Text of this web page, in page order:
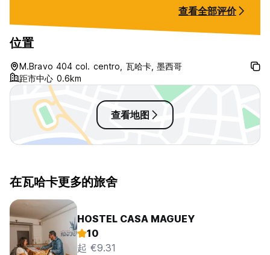
there were to be a fire, I have no
idea how you'd supposed to be
able to get out.
when we had
peaceful and
staff were
refrigerated
had leftovers :)
查看全部评价
位置
M.Bravo 404 col. centro, 瓦哈卡, 墨西哥
距市中心 0.6km
查看地图
在瓦哈卡更多的旅舍
HOSTEL CASA MAGUEY
10
起 €9.31